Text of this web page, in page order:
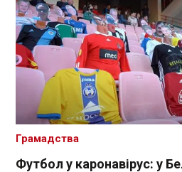
Футбол у каронавірус: у
Грамадства